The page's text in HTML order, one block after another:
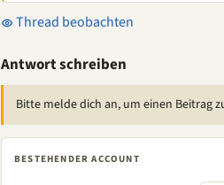
Thread beobachten
Antwort schreiben
Bitte melde dich an, um einen Beitrag
BESTEHENDER ACCOUNT